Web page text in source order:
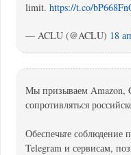
limit.https://t.co/
— ACLU (@ACLU) 18
Мы призываем Amazon,
сопротивляться
Обеспечьте соблюдение
Telegram и сервисам,